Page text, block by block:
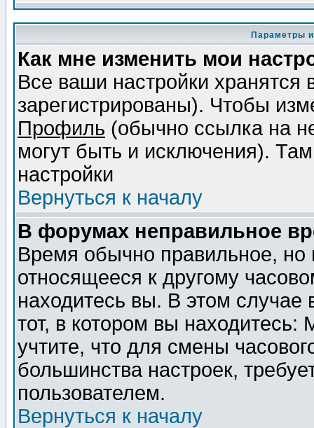
Параметры
Как мне изменить мои
Все ваши настройки
зарегистрированы). Чтобы
Профиль (обычно ссылка на
могут быть и исключения).
настройки
Вернуться к началу
В форумах неправильное
Время обычно правильное,
относящееся к другому
находитесь вы. В этом
тот, в котором вы
учтите, что для смены
большинства настроек,
пользователем.
Вернуться к началу